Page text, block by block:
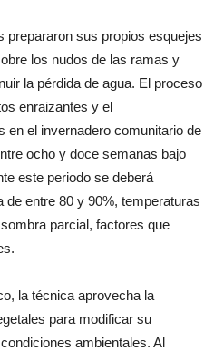
prepararon sus propios esquejes
los nudos de las ramas y
la pérdida de agua. El proceso
enraizantes y el
en el invernadero comunitario de
ocho y doce semanas bajo
este periodo se deberá
de entre 80 y 90%, temperaturas
parcial, factores que
la técnica aprovecha la
para modificar su
ambientales. Al